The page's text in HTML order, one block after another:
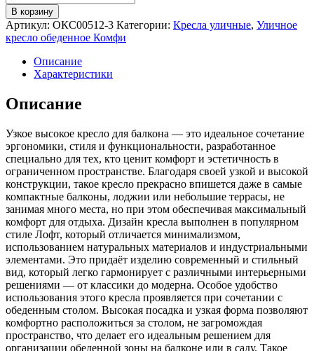
товара
Уличное
кресло
для
обеденного
стола
Лофтовик
Комфи++
оксфорд
В корзину
Артикул: ОКС00512-3 Категории: Кресла уличные, Уличное
кресло обеденное Комфи
Описание
Характеристики
Описание
Узкое высокое кресло для балкона — это идеальное сочетание
эргономики, стиля и функциональности, разработанное
специально для тех, кто ценит комфорт и эстетичность в
ограниченном пространстве. Благодаря своей узкой и высокой
конструкции, такое кресло прекрасно впишется даже в самые
компактные балконы, лоджии или небольшие террасы, не
занимая много места, но при этом обеспечивая максимальный
комфорт для отдыха. Дизайн кресла выполнен в популярном
стиле Лофт, который отличается минимализмом,
использованием натуральных материалов и индустриальными
элементами. Это придаёт изделию современный и стильный
вид, который легко гармонирует с различными интерьерными
решениями — от классики до модерна. Особое удобство
использования этого кресла проявляется при сочетании с
обеденным столом. Высокая посадка и узкая форма позволяют
комфортно расположиться за столом, не загромождая
пространство, что делает его идеальным решением для
организации обеденной зоны на балконе или в саду. Такое